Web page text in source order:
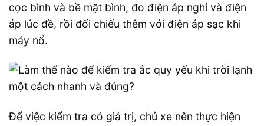
cọc bình và bề mặt bình, đo điện áp nghỉ và điện
áp lúc đề, rồi đối chiếu thêm với điện áp sạc khi
máy nổ.
Để việc kiểm tra có giá trị, chủ xe nên thực hiện